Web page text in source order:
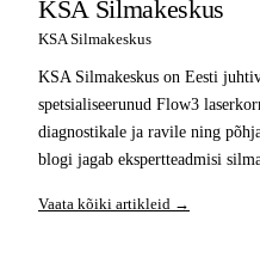
KSA Silmakeskus
KSA Silmakeskus
KSA Silmakeskus on Eesti
spetsialiseerunud Flow3
diagnostikale ja ravile ning
blogi jagab ekspertteadmisi
Vaata kõiki artikleid →